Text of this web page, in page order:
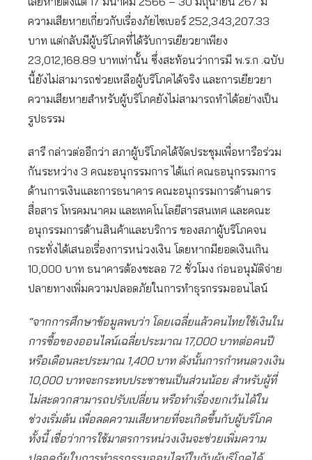
ความเสียหายเกี่ยวกับเรื่องภัยไซเบอร์ 252,343,207.33
บาท แต่กลับมีผู้บริโภคที่ได้รับการเยียวยาเพียง
23,012,168.89 บาทเท่านั้น ซึ่งสะท้อนว่าการมี พ.ร.ก .ฉบับ
นี้ยังไม่สามารถช่วยเหลือผู้บริโภคได้จริง และการเยียวยา
ความเสียหายสำหรับผู้บริโภคยังไม่สามารถทำได้อย่างเป็น
รูปธรรม
สารี กล่าวต่ออีกว่า สภาผู้บริโภคได้จัดประชุมเพื่อหารือร่วม
กันระหว่าง 3 คณะอนุกรรมการ ได้แก่ คณธอนุกรรมการ
ด้านการเงินและการธนาคาร คณะอนุกรรมการด้านดาร
สื่อสาร โทรคมนาคม และเทคโนโลยีสารสนเทศ และคณะ
อนุกรรมการด้านสินค้าและบริการ ของสภาผู้บริโภคจน
กระทั่งได้เสนอเรื่องการหน่วงเงิน โดยหากมียอดเงินเกิน
10,000 บาท ธนาคารต้องชะลอ 72 ชั่วโมง ก่อนอนุมัติจ่าย
ปลายทางเพิ่มความปลอดภัยในการทำธุรกรรมออนไลน์
“จากการศึกษาข้อมูลพบว่า โดยเฉลี่ยแล้วคนไทยใช้เงินใน
การซื้อของออนไลน์เฉลี่ยประมาณ 17,000 บาทต่อคนปี
หรือเดือนละประมาณ 1,400 บาท ดังนั้นการกำหนดวงเงิน
10,000 บาทจะกระทบประชาชนเป็นส่วนน้อย สำหรับผู้ที่
ไม่สะดวกสามารถปรับเปลี่ยน หรือทำเรื่องยกเว้นได้ใน
ช่วงเริ่มต้น เพื่อลดความเสียหายที่จะเกิดขึ้นกับผู้บริโภค
ทั้งนี้ เชื่อว่าการใช้มาตรการหน่วงเงินจะช่วยเพิ่มความ